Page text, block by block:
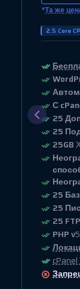
*Та же
2.5 Core
С
25
25
25GB
25
25
25 FTP
PHP v